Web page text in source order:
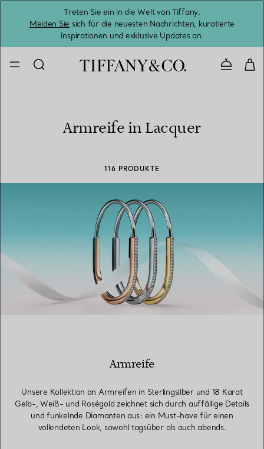
Treten Sie ein in die Welt von Tiffany.
Melden Sie sich für die neuesten Nachrichten, kuratierte
Inspirationen und exklusive Updates an.
Armreife in Lacquer
116 PRODUKTE
Armreife
Unsere Kollektion an Armreifen in Sterlingsilber und 18 Karat
Gelb-, Weiß- und Roségold zeichnet sich durch auffällige Details
und funkelnde Diamanten aus: ein Must-have für einen
vollendeten Look, sowohl tagsüber als auch abends.